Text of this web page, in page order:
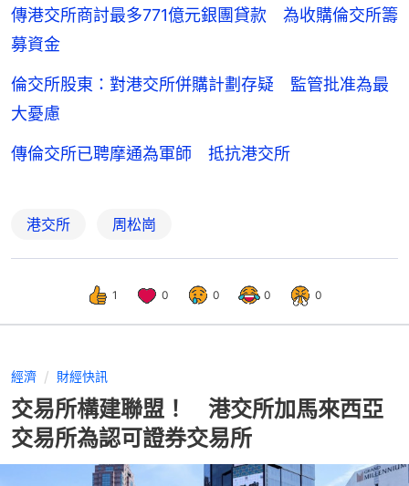
傳港交所商討最多771億元銀團貸款 為收購倫交所籌
募資金
倫交所股東：對港交所併購計劃存疑 監管批准為最
大憂慮
傳倫交所已聘摩通為軍師 抵抗港交所
港交所 周松崗
1 0 0 0 0
經濟 財經快訊
交易所構建聯盟！ 港交所加馬來西亞
交易所為認可證券交易所